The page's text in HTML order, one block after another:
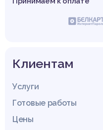
Клиентам
Услуги
Готовые работы
Цены